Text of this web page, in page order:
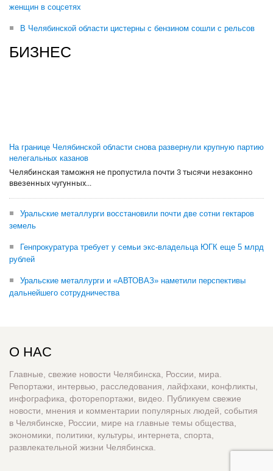
женщин в соцсетях
В Челябинской области цистерны с бензином сошли с рельсов
БИЗНЕС
На границе Челябинской области снова развернули крупную партию
нелегальных казанов
Челябинская таможня не пропустила почти 3 тысячи незаконно
ввезенных чугунных...
Уральские металлурги восстановили почти две сотни гектаров
земель
Генпрокуратура требует у семьи экс-владельца ЮГК еще 5 млрд
рублей
Уральские металлурги и «АВТОВАЗ» наметили перспективы
дальнейшего сотрудничества
О НАС
Главные, свежие новости Челябинска, России, мира.
Репортажи, интервью, расследования, лайфхаки, конфликты,
инфографика, фоторепортажи, видео. Публикуем свежие
новости, мнения и комментарии популярных людей, события
в Челябинске, России, мире на главные темы общества,
экономики, политики, культуры, интернета, спорта,
развлекательной жизни Челябинска.